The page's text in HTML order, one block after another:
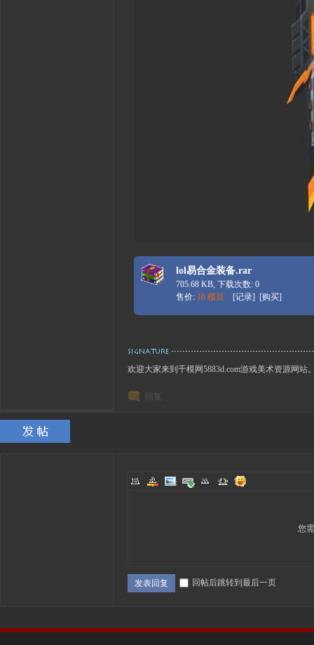
lol易合金装备.rar
705.68 KB, 下载次数: 0
售价: 10 模豆 [记录] [购买]
欢迎大家来到千模网5883d.com游戏美术资源网站
回复
您
发表回复 回帖后跳转到最后一页